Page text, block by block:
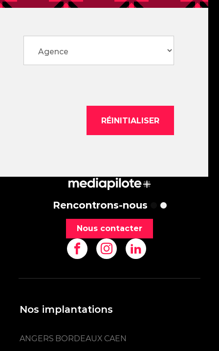
Rencontrons-nous
Nous contacter
Nos implantations
ANGERS BORDEAUX CAEN